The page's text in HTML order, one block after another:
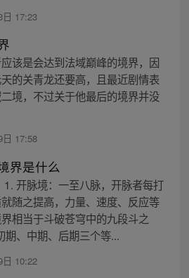
日 17:23
该是会达到法域巅峰的境界，因
的关青龙还要高，且最近剧情表
境，不过关于他最后的境界并没
日 17:58
界是什么
开脉境：一至八脉，开脉者每打
随之提高，力量、速度、反应等
相当于斗破苍穹中的九段斗之
、中期、后期三个等...
日 10:22